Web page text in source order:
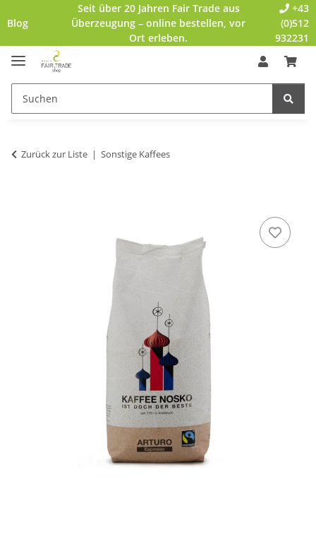
Blog
Seit über 20 Jahren Fair Trade aus
Überzeugung – online bestellen, vor
Ort erleben.
+43
(0)512
932231
Zurück zur Liste Sonstige Kaffees